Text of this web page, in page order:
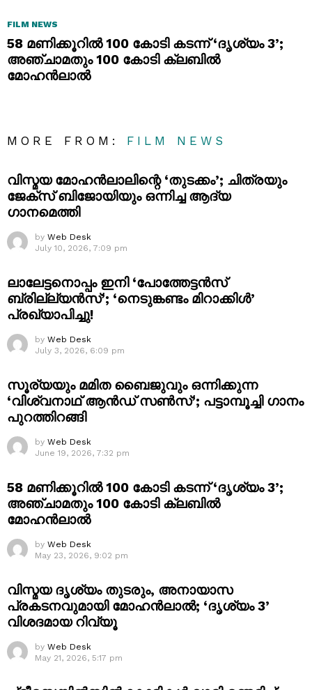
FILM NEWS
58 മണിക്കൂറിൽ 100 കോടി കടന്ന് ‘ദൃശ്യം 3’;
അഞ്ചാമതും 100 കോടി ക്ലബിൽ
മോഹൻലാൽ
MORE FROM: FILM NEWS
വിസ്മയ മോഹൻലാലിന്റെ ‘തുടക്കം’; ചിത്രയും
ജേക്സ് ബിജോയിയും ഒന്നിച്ച ആദ്യ
ഗാനമെത്തി
by Web Desk
July 10, 2026, 7:09 pm
ലാലേട്ടനൊപ്പം ഇനി ‘പോത്തേട്ടൻസ്
ബ്രില്ല്യൻസ്’; ‘നെടുങ്കണ്ടം മിറാക്കിൾ’
പ്രഖ്യാപിച്ചു!
by Web Desk
July 3, 2026, 6:09 pm
സൂര്യയും മമിത ബൈജുവും ഒന്നിക്കുന്ന
‘വിശ്വനാഥ് ആൻഡ് സൺസ്’; പട്ടാമ്പൂച്ചി ഗാനം
പുറത്തിറങ്ങി
by Web Desk
June 19, 2026, 7:32 pm
58 മണിക്കൂറിൽ 100 കോടി കടന്ന് ‘ദൃശ്യം 3’;
അഞ്ചാമതും 100 കോടി ക്ലബിൽ
മോഹൻലാൽ
by Web Desk
May 23, 2026, 9:02 pm
വിസ്മയ ദൃശ്യം തുടരും, അനായാസ
പ്രകടനവുമായി മോഹൻലാൽ; ‘ദൃശ്യം 3’
വിശദമായ റിവ്യൂ
by Web Desk
May 21, 2026, 5:17 pm